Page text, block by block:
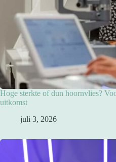
Hoge sterkte of dun hoornvlies?
uitkomst
juli 3, 2026